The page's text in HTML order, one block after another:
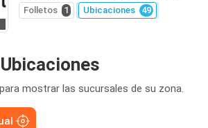
Folletos 1 Ubicaciones 49
mostrar las sucursales de su zona.